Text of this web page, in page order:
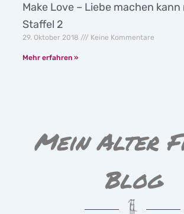
Make Love – Liebe machen
Staffel 2
29. Oktober 2018 Keine Kommentare
Mehr erfahren »
Mein Alter
Blog